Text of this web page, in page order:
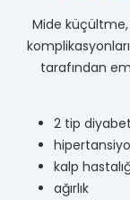
Mide küçültme,
tarafından
2 tip diyabet
kalp
ağırlık